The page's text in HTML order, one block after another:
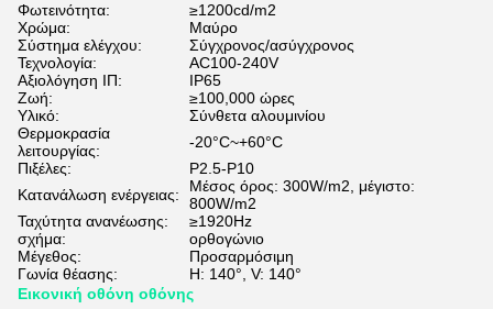
Φωτεινότητα:
≥1200cd/m2
Χρώμα:
Μαύρο
Σύστημα ελέγχου:
Σύγχρονος/ασύγχρονος
Τεχνολογία:
AC100-240V
Αξιολόγηση ΙΠ:
IP65
Ζωή:
≥100,000 ώρες
Υλικό:
Σύνθετα αλουμινίου
Θερμοκρασία
λειτουργίας:
-20°C~+60°C
Πιξέλες:
P2.5-P10
Κατανάλωση ενέργειας:
Μέσος όρος: 300W/m2, μέγιστο:
800W/m2
Ταχύτητα ανανέωσης:
≥1920Hz
σχήμα:
ορθογώνιο
Μέγεθος:
Προσαρμόσιμη
Γωνία θέασης:
H: 140°, V: 140°
Εικονική οθόνη οθόνης